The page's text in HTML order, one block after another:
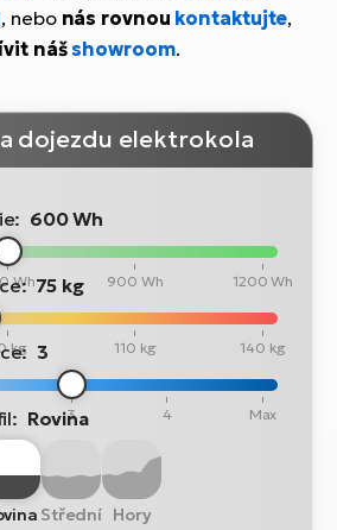
, nebo nás rovnou kontaktujte,
nášshowroom.
dojezdu elektrokola
600 Wh
Wh 900 Wh 1200 Wh
75 kg
kg 110 kg 140 kg
3
3 4 Max
Rovina
Střední Hory